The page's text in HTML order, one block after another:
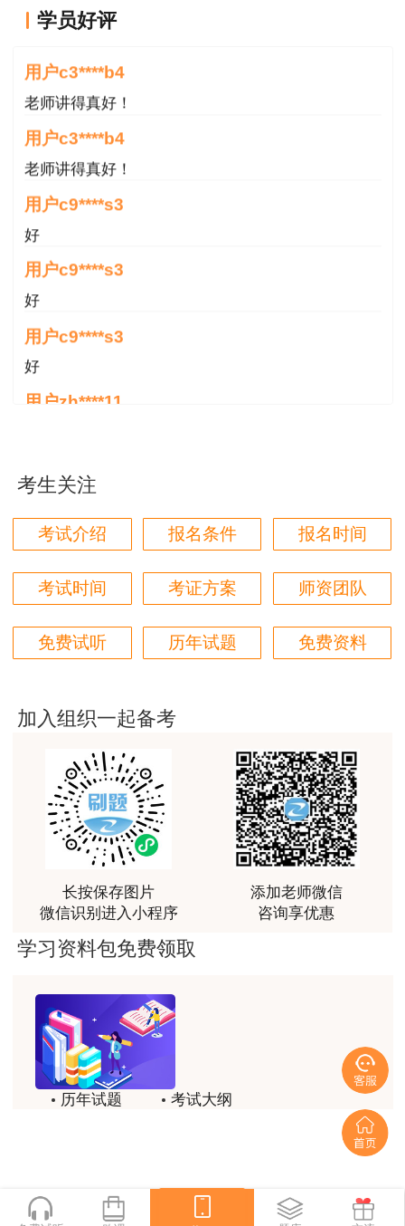
学员好评
用户c3****b4
用户c3****b4
老师讲得真好！
用户c3****b4
老师讲得真好！
用户c9****s3
好
用户c9****s3
好
用户c9****s3
好
用户zh****11
用户zh****87
贾老师讲的太好了，题库、资料还多
用户zh****94
老师们讲的很好，通俗易懂，对小白很友好
建筑专业跟网校过了，今年考其他安全，还是选择网
用户m6****57
用户da****ng
生产技术今年的教学比起去年，在实例的列举上更丰
富生动。
用户m3****68
课程清晰易懂，便于记忆，老师重难点讲解也很清晰
用户we****66
跟着老师学习理解的特别快，比自己学习容易多了
用户m0****66
贾老师讲的很有水平，这次考过全靠他了
用户m0****68
贾老师一如既往的稳
回顾整个学习过程，我收获的不仅是证书和技能，更
网课像一位循循善诱的引路人，让我相信只要选对方
法、坚持行动，每个人都能突破自己的天花板，真心
考生关注
考试介绍 报名条件 报名时间
考试时间 考证方案 师资团队
免费试听 历年试题 免费资料
加入组织一起备考
长按保存图片
微信识别进入小程序
添加老师微信
咨询享优惠
学习资料包免费领取
历年试题
考试大纲